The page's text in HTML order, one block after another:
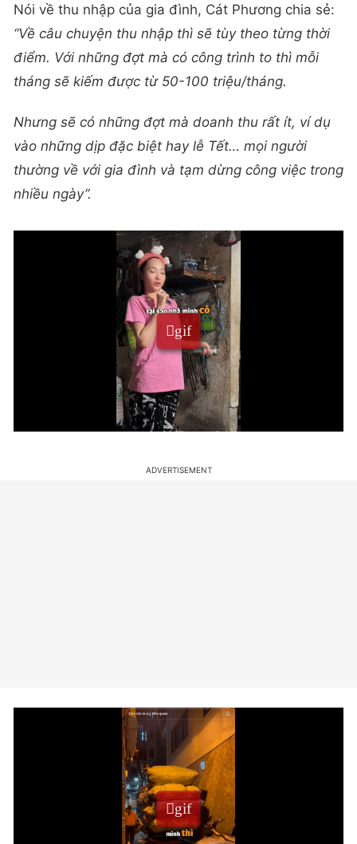
Nói về thu nhập của gia đình, Cát Phương chia sẻ:
“Về câu chuyện thu nhập thì sẽ tùy theo từng thời
điểm. Với những đợt mà có công trình to thì mỗi
tháng sẽ kiếm được từ 50-100 triệu/tháng.
Nhưng sẽ có những đợt mà doanh thu rất ít, ví dụ
vào những dịp đặc biệt hay lễ Tết… mọi người
thường về với gia đình và tạm dừng công việc trong
nhiều ngày”.